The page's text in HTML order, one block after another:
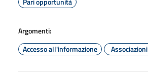
Argomenti:
Accesso all'informazione
Associazioni